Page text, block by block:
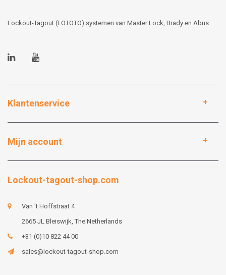
Lockout-Tagout (LOTOTO) systemen van Master Lock, Brady en Abus
Klantenservice
Mijn account
Lockout-tagout-shop.com
Van 't Hoffstraat 4
2665 JL Bleiswijk, The Netherlands
+31 (0)10 822 44 00
sales@lockout-tagout-shop.com